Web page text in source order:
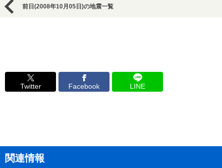
前日(2008年10月05日)の地震一覧
Twitter Facebook LINE
関連情報